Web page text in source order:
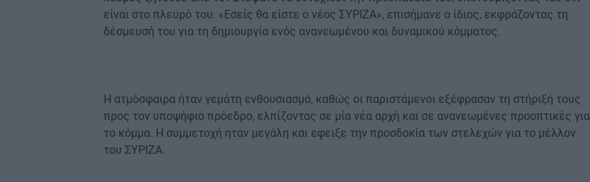
είναι στο πλευρό του. «Εσείς θα είστε ο νέος ΣΥΡΙΖΑ», επισήμανε ο ίδιος, εκφράζοντας τη
δέσμευσή του για τη δημιουργία ενός ανανεωμένου και δυναμικού κόμματος.
Η ατμόσφαιρα ήταν γεμάτη ενθουσιασμό, καθώς οι παριστάμενοι εξέφρασαν τη στήριξή τους
προς τον υποψήφιο πρόεδρο, ελπίζοντας σε μία νέα αρχή και σε ανανεωμένες προοπτικές για
το κόμμα. Η συμμετοχή ηταν μεγάλη και εφειξε την προσδοκία των στελεχών για το μέλλον
του ΣΥΡΙΖΑ.